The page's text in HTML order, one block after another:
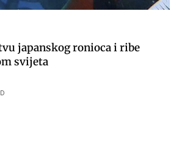
japanskog ronioca i ribe
svijeta